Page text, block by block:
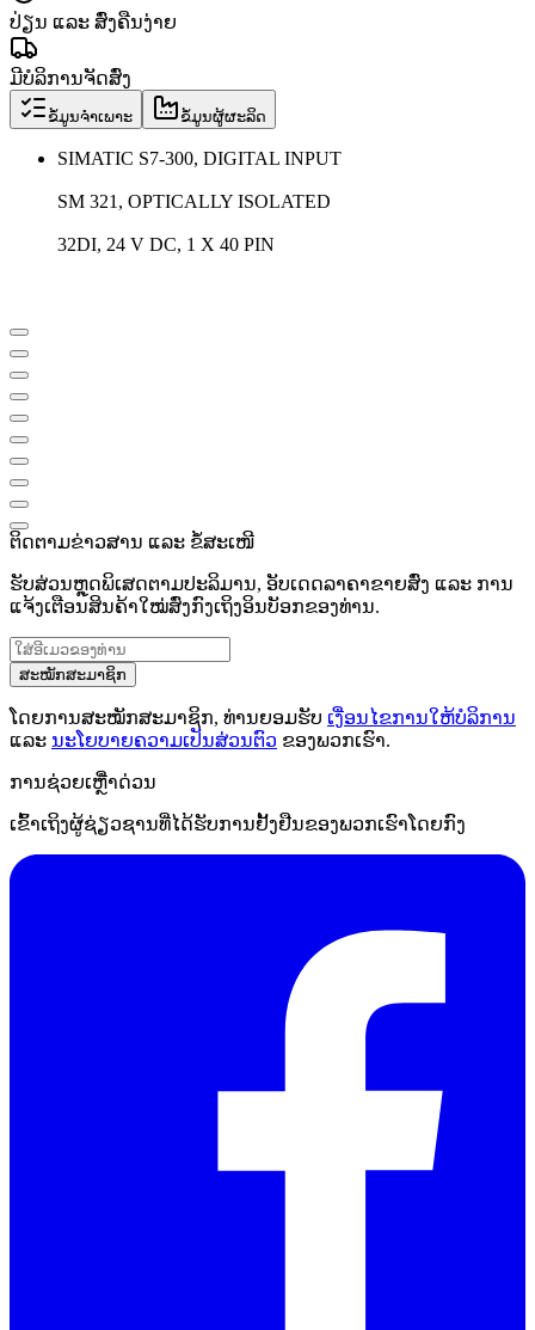
ປ່ຽນ ແລະ ສົ່ງຄືນງ່າຍ
ມີບໍລິການຈັດສົ່ງ
ຂໍ້ມູນຈຳເພາະ ຂໍ້ມູນຜູ້ຜະລິດ
SIMATIC S7-300, DIGITAL INPUT
SM 321, OPTICALLY ISOLATED
32DI, 24 V DC, 1 X 40 PIN
ຕິດຕາມຂ່າວສານ ແລະ ຂໍ້ສະເໜີ
ຮັບສ່ວນຫຼຸດພິເສດຕາມປະລິມານ, ອັບເດດລາຄາຂາຍສົ່ງ ແລະ ການ
ແຈ້ງເຕືອນສິນຄ້າໃໝ່ສົ່ງກົງເຖິງອິນບັອກຂອງທ່ານ.
ສະໝັກສະມາຊິກ
ໂດຍການສະໝັກສະມາຊິກ, ທ່ານຍອມຮັບ ເງື່ອນໄຂການໃຫ້ບໍລິການ
ແລະ ນະໂຍບາຍຄວາມເປັນສ່ວນຕົວ ຂອງພວກເຮົາ.
ການຊ່ວຍເຫຼືໍາດ່ວນ
ເຂົ້າເຖິງຜູ້ຊ່ຽວຊານທີ່ໄດ້ຮັບການຢັ້ງຢືນຂອງພວກເຮົາໂດຍກົງ